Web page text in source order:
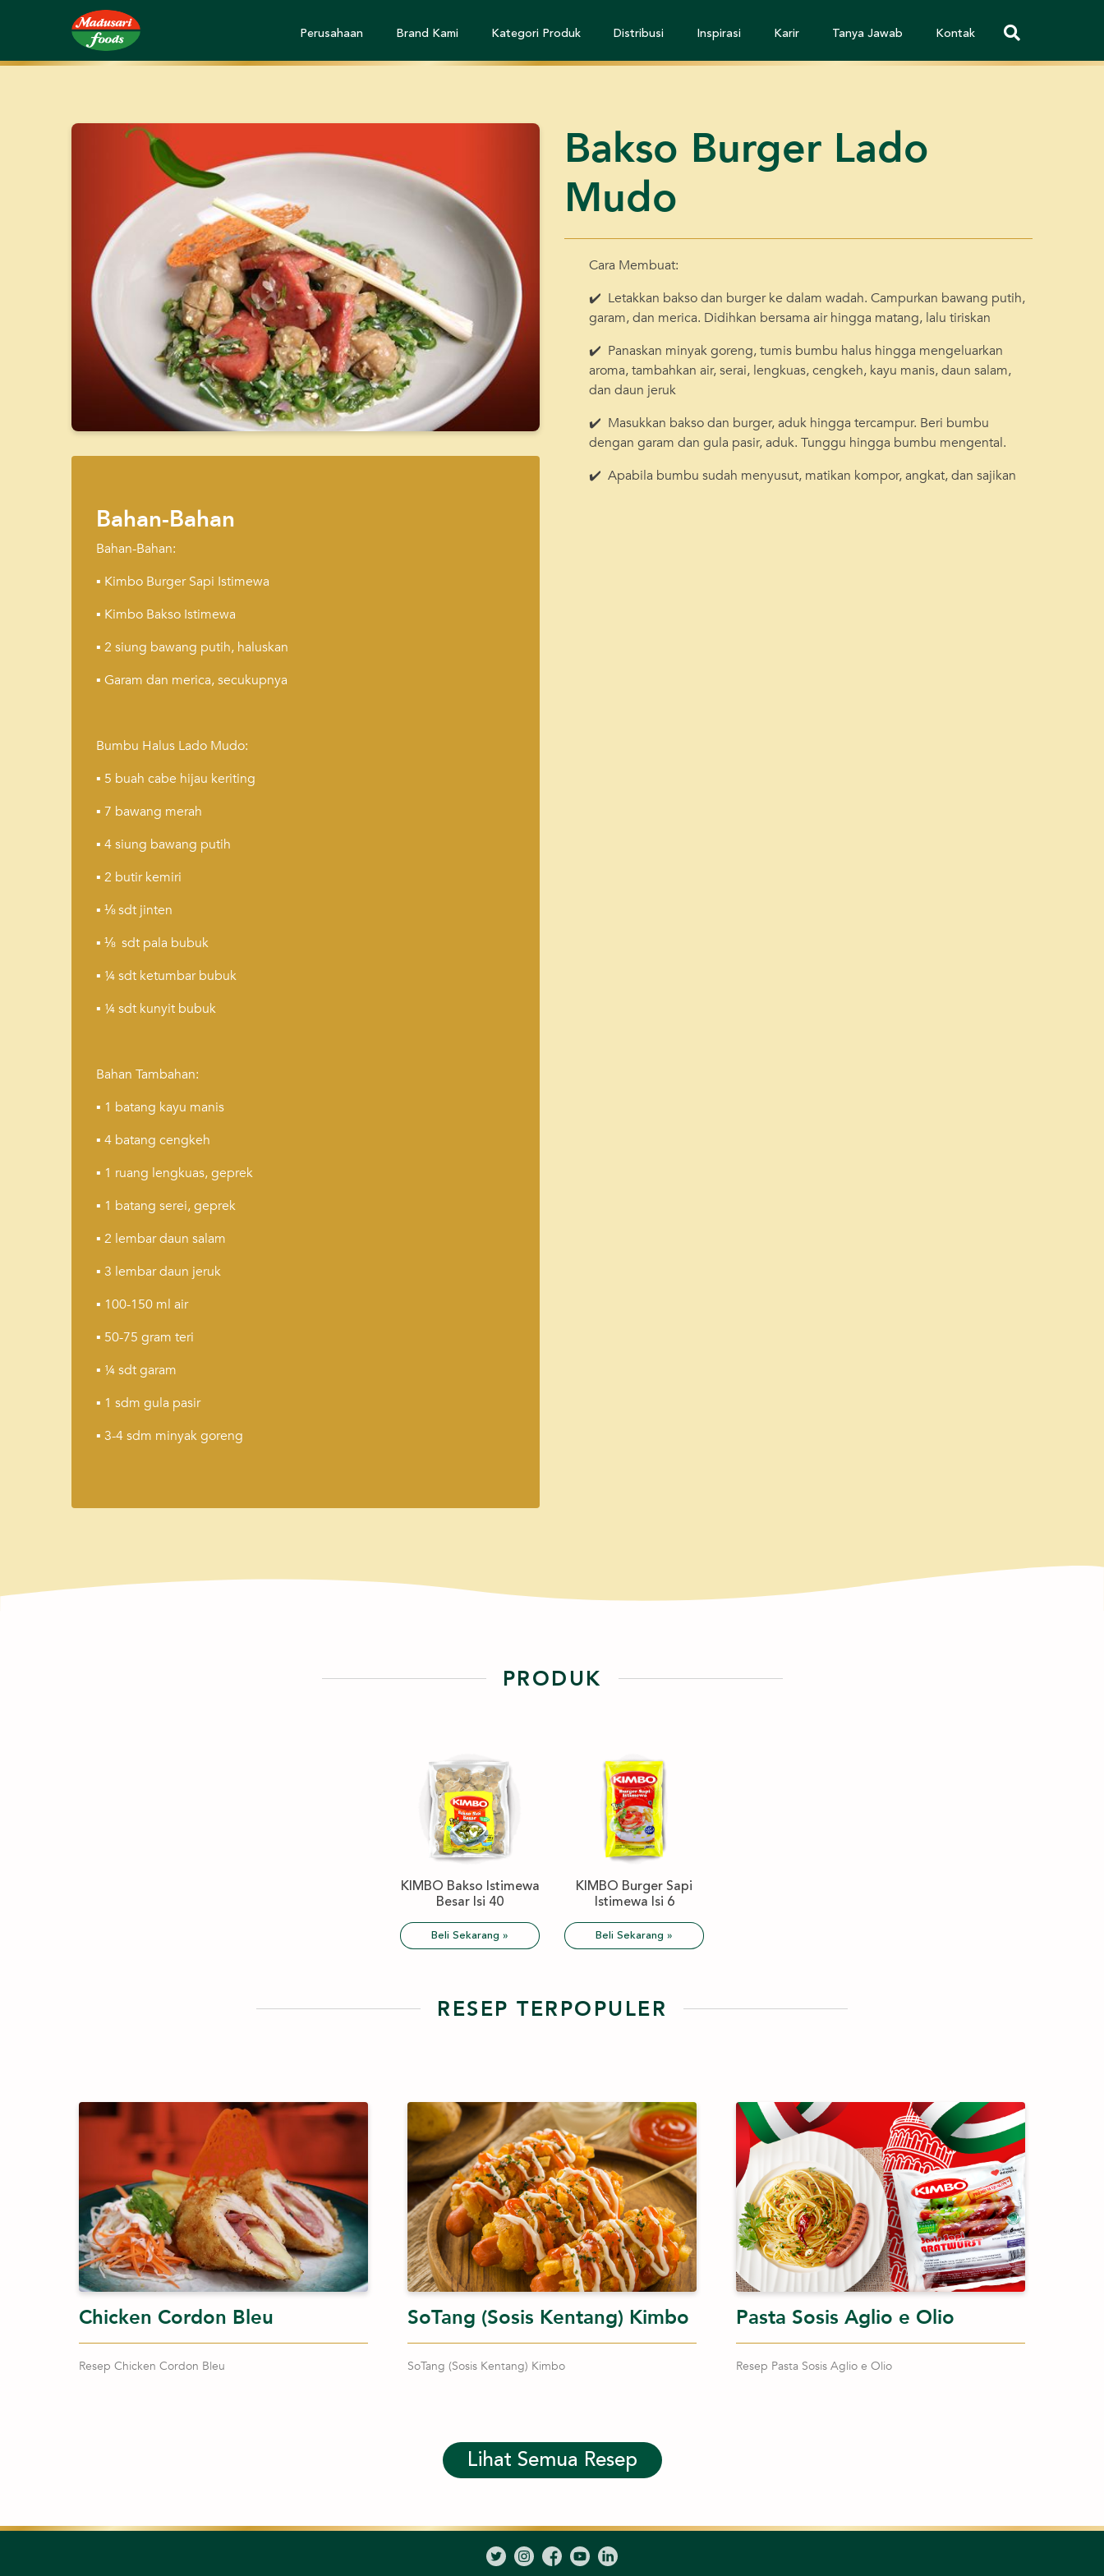
Perusahaan Brand Kami Kategori Produk Distribusi Inspirasi Karir Tanya Jawab Kontak
Bahan-Bahan
Bahan-Bahan:
▪️ Kimbo Burger Sapi Istimewa
▪️ Kimbo Bakso Istimewa
▪️ 2 siung bawang putih, haluskan
▪️ Garam dan merica, secukupnya
Bumbu Halus Lado Mudo:
▪️ 5 buah cabe hijau keriting
▪️ 7 bawang merah
▪️ 4 siung bawang putih
▪️ 2 butir kemiri
▪️ ⅛ sdt jinten
▪️ ⅛ sdt pala bubuk
▪️ ¼ sdt ketumbar bubuk
▪️ ¼ sdt kunyit bubuk
Bahan Tambahan:
▪️ 1 batang kayu manis
▪️ 4 batang cengkeh
▪️ 1 ruang lengkuas, geprek
▪️ 1 batang serei, geprek
▪️ 2 lembar daun salam
▪️ 3 lembar daun jeruk
▪️ 100-150 ml air
▪️ 50-75 gram teri
▪️ ¼ sdt garam
▪️ 1 sdm gula pasir
▪️ 3-4 sdm minyak goreng
Bakso Burger Lado
Mudo
Cara Membuat:
✔️ Letakkan bakso dan burger ke dalam wadah. Campurkan bawang putih,
garam, dan merica. Didihkan bersama air hingga matang, lalu tiriskan
✔️ Panaskan minyak goreng, tumis bumbu halus hingga mengeluarkan
aroma, tambahkan air, serai, lengkuas, cengkeh, kayu manis, daun salam,
dan daun jeruk
✔️ Masukkan bakso dan burger, aduk hingga tercampur. Beri bumbu
dengan garam dan gula pasir, aduk. Tunggu hingga bumbu mengental.
✔️ Apabila bumbu sudah menyusut, matikan kompor, angkat, dan sajikan
PRODUK
KIMBO Bakso Istimewa
Besar Isi 40
Beli Sekarang »
KIMBO Burger Sapi
Istimewa Isi 6
Beli Sekarang »
RESEP TERPOPULER
Chicken Cordon Bleu
Resep Chicken Cordon Bleu
SoTang (Sosis Kentang) Kimbo
SoTang (Sosis Kentang) Kimbo
Pasta Sosis Aglio e Olio
Resep Pasta Sosis Aglio e Olio
Lihat Semua Resep